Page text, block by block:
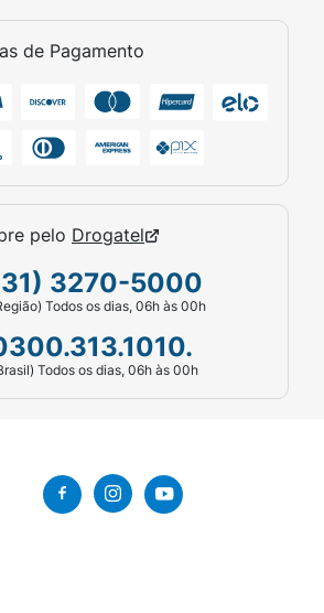
de Pagamento
pelo Drogatel
3270-5000
Todos os dias, 06h às 00h
Todos os dias, 06h às 00h